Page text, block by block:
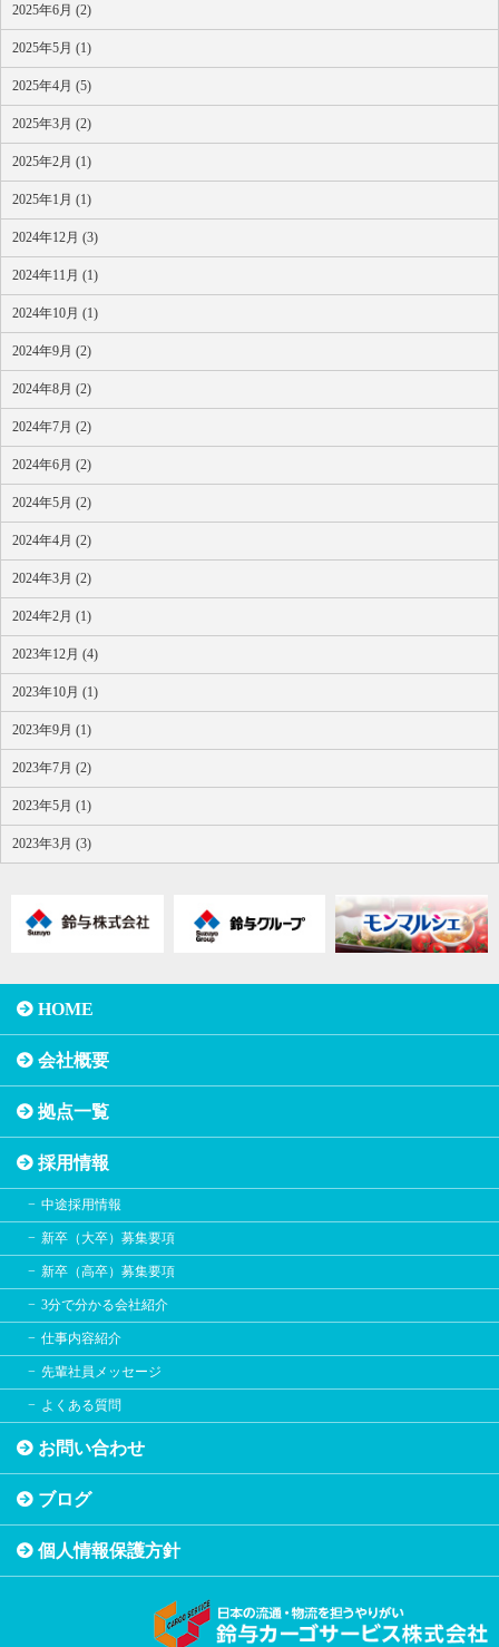
2025年6月 (2)
2025年5月 (1)
2025年4月 (5)
2025年3月 (2)
2025年2月 (1)
2025年1月 (1)
2024年12月 (3)
2024年11月 (1)
2024年10月 (1)
2024年9月 (2)
2024年8月 (2)
2024年7月 (2)
2024年6月 (2)
2024年5月 (2)
2024年4月 (2)
2024年3月 (2)
2024年2月 (1)
2023年12月 (4)
2023年10月 (1)
2023年9月 (1)
2023年7月 (2)
2023年5月 (1)
2023年3月 (3)
HOME
会社概要
拠点一覧
採用情報
中途採用情報
新卒（大卒）募集要項
新卒（高卒）募集要項
3分で分かる会社紹介
仕事内容紹介
先輩社員メッセージ
よくある質問
お問い合わせ
ブログ
個人情報保護方針